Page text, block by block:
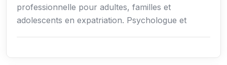
professionnelle pour adultes, familles et
adolescents en expatriation. Psychologue et